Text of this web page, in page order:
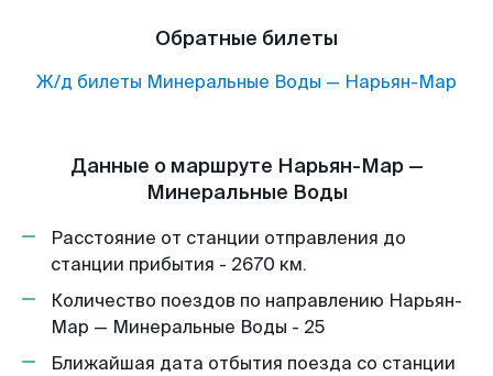
Обратные билеты
Ж/д билеты Минеральные Воды — Нарьян-Мар
Данные о маршруте Нарьян-Мар —
Минеральные Воды
Расстояние от станции отправления до
станции прибытия - 2670 км.
Количество поездов по направлению Нарьян-
Мар — Минеральные Воды - 25
Ближайшая дата отбытия поезда со станции